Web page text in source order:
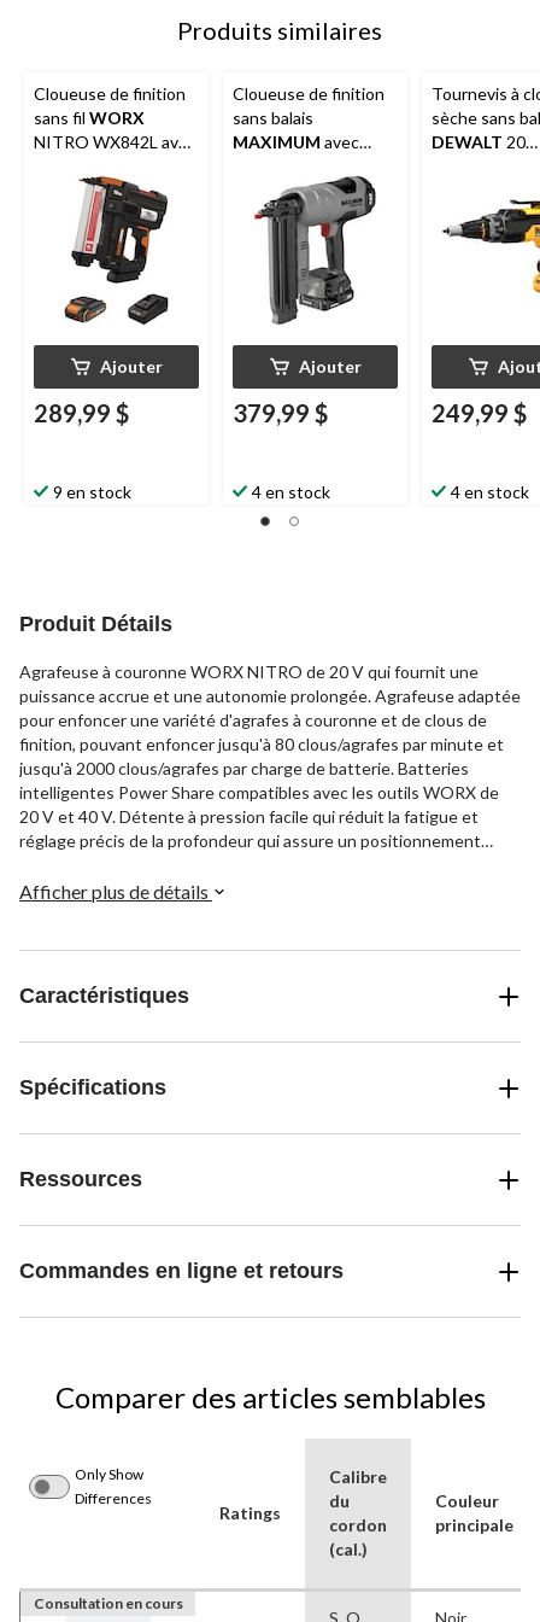
Produits similaires
Cloueuse de finition
sans fil WORX
NITRO WX842L avec
dégagement sans
outil, calibre 18, 20 V
Ajouter
289,99 $
9 en stock
Cloueuse de finition
sans balais
MAXIMUM avec
calibre 18, 20 V
Ajouter
379,99 $
4 en stock
Tournevis à
sèche sans
DEWALT 20
249,99 $
4 en stock
Produit Détails
Agrafeuse à couronne WORX NITRO de 20 V qui fournit une
puissance accrue et une autonomie prolongée. Agrafeuse adaptée
pour enfoncer une variété d'agrafes à couronne et de clous de
finition, pouvant enfoncer jusqu'à 80 clous/agrafes par minute et
jusqu'à 2000 clous/agrafes par charge de batterie. Batteries
intelligentes Power Share compatibles avec les outils WORX de
20 V et 40 V. Détente à pression facile qui réduit la fatigue et
réglage précis de la profondeur qui assure un positionnement
microtexture offrant un confort accru et fonction de recharge
Afficher plus de détails
Caractéristiques
Spécifications
Ressources
Commandes en ligne et retours
Comparer des articles semblables
Only Show
Differences
Ratings
Calibre
du
cordon
(cal.)
Couleur
principale
Consultation en cours